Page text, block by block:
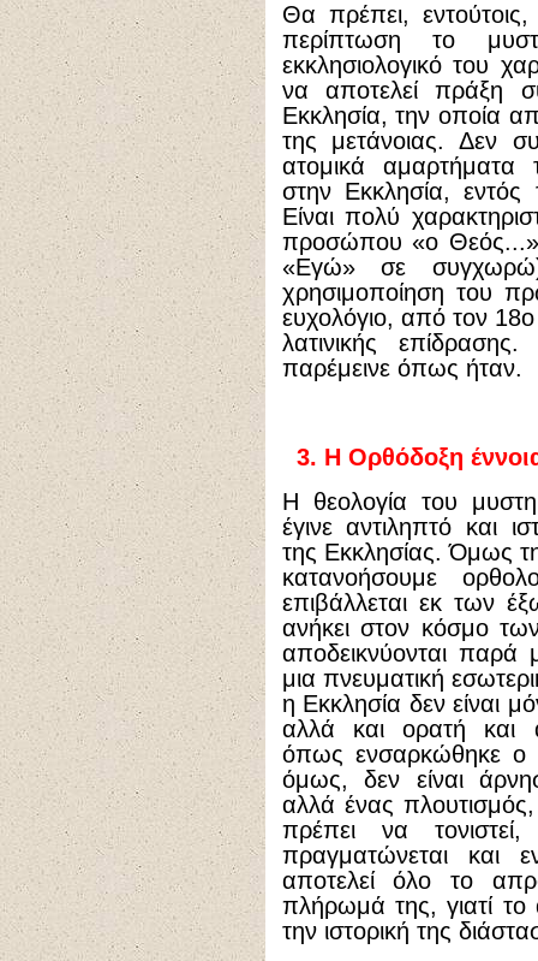
Θα πρέπει,
περίπτωση το
εκκλησιολογικό του
να αποτελεί πράξη
Εκκλησία, την οποία
της μετάνοιας. Δεν
ατομικά αμαρτήματα
στην Εκκλησία,
Είναι πολύ
προσώπου «ο Θεός...»
«Εγώ» σε
χρησιμοποίηση του
ευχολόγιο, από τον
λατινικής
παρέμεινε όπως ήταν.
3. Η Ορθόδοξη
Η θεολογία του
έγινε αντιληπτό και
της Εκκλησίας. Όμως
κατανοήσουμε
επιβάλλεται εκ των
ανήκει στον κόσμο
αποδεικνύονται παρά
μια πνευματική
η Εκκλησία δεν είναι
αλλά και ορατή και
όπως ενσαρκώθηκε ο
όμως, δεν είναι
αλλά ένας
πρέπει να
πραγματώνεται και
αποτελεί όλο το
πλήρωμά της, γιατί
την ιστορική της